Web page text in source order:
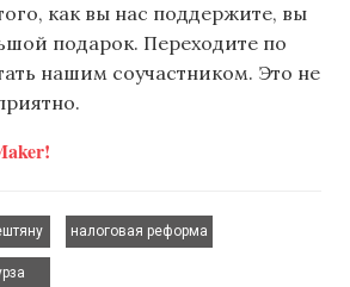
как вы нас поддержите, вы
подарок. Переходите по
нашим соучастником. Это не
налоговая реформа